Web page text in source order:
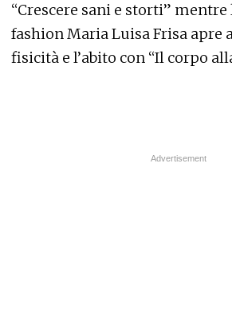
“Crescere sani e storti” mentre
fashion Maria Luisa Frisa apre
fisicità e l’abito con “Il corpo